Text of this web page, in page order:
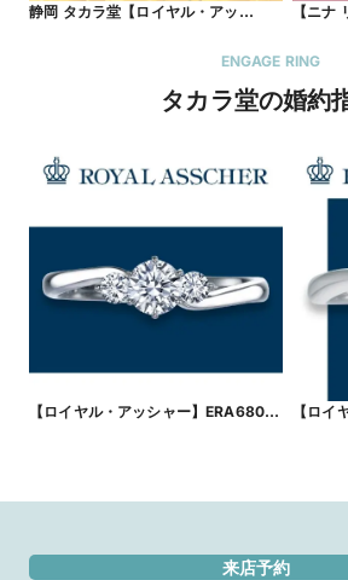
静岡 タカラ堂【ロイヤル・アッ
らかい印象のハーフエタニティリング
【ニナ
アン
人のマ
ENGAGE RING
タカラ堂の婚約
【ロイヤル・アッシャー】ERA680
【ロ
ゆるや
来店予約